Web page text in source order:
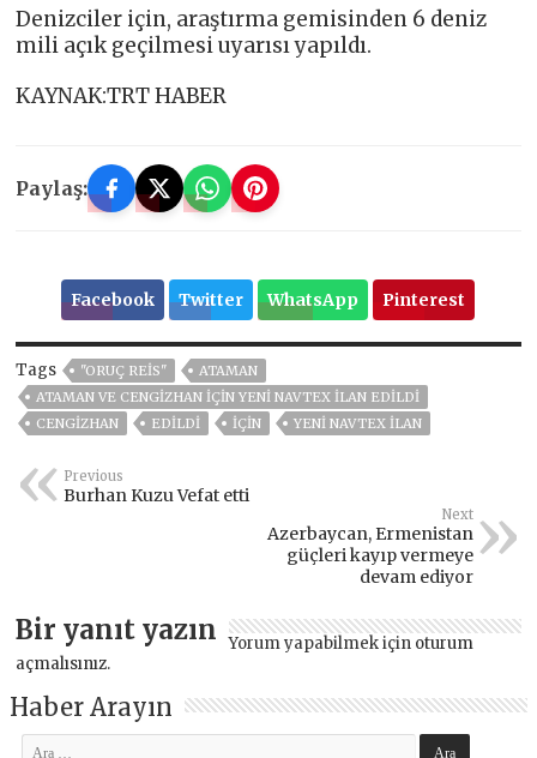
Denizciler için, araştırma gemisinden 6 deniz
mili açık geçilmesi uyarısı yapıldı.
KAYNAK:TRT HABER
Paylaş:
Facebook Twitter WhatsApp Pinterest
Tags "ORUÇ REIS"
ATAMAN
ATAMAN VE CENGIZHAN IÇIN YENI NAVTEX ILAN EDILDI
CENGIZHAN
EDILDI İÇİN YENI NAVTEX ILAN
Previous
Burhan Kuzu Vefat etti
Next
Azerbaycan, Ermenistan
güçleri kayıp vermeye
devam ediyor
Bir yanıt yazın Yorum yapabilmek için oturum
açmalısınız.
Haber Arayın